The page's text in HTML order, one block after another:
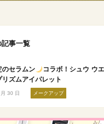
記事一覧
のセラムン
コラボ！シュウ ウ
リズムアイパレット
30 日 メークアップ